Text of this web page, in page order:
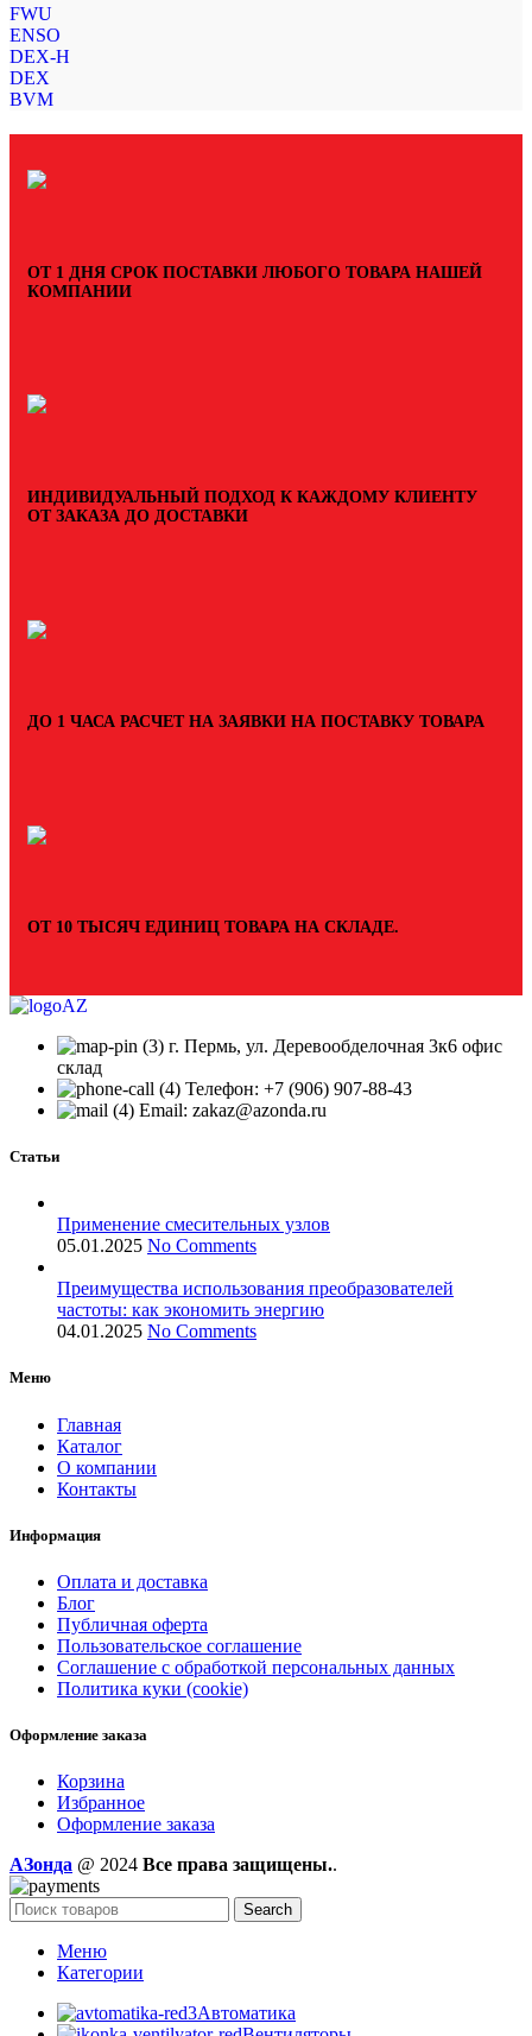
FWU
ENSO
DEX-H
DEX
BVM
ОТ 1 ДНЯ СРОК ПОСТАВКИ ЛЮБОГО ТОВАРА НАШЕЙ
КОМПАНИИ
ИНДИВИДУАЛЬНЫЙ ПОДХОД К КАЖДОМУ КЛИЕНТУ
ОТ ЗАКАЗА ДО ДОСТАВКИ
ДО 1 ЧАСА РАСЧЕТ НА ЗАЯВКИ НА ПОСТАВКУ ТОВАРА
ОТ 10 ТЫСЯЧ ЕДИНИЦ ТОВАРА НА СКЛАДЕ.
г. Пермь, ул. Деревообделочная 3к6 офис
склад
Телефон: +7 (906) 907-88-43
Email: zakaz@azonda.ru
Статьи
Применение смесительных узлов
05.01.2025 No Comments
Преимущества использования преобразователей
частоты: как экономить энергию
04.01.2025 No Comments
Меню
Главная
Каталог
О компании
Контакты
Информация
Оплата и доставка
Блог
Публичная оферта
Пользовательское соглашение
Соглашение с обработкой персональных данных
Политика куки (cookie)
Оформление заказа
Корзина
Избранное
Оформление заказа
AЗонда @ 2024 Все права защищены..
Search
Меню
Категории
Автоматика